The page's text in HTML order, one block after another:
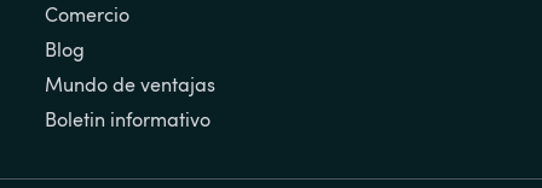
Comercio
Blog
Mundo de ventajas
Boletin informativo